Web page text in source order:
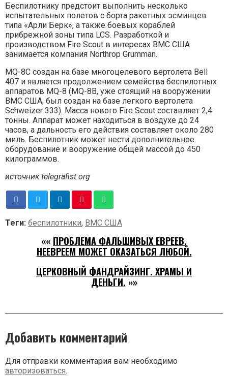
Беспилотнику предстоит выполнить несколько
испытательных полетов с борта ракетных эсминцев
типа «Арли Берк», а также боевых кораблей
прибрежной зоны типа LCS. Разработкой и
производством Fire Scout в интересах ВМС США
занимается компания Northrop Grumman.
MQ-8C создан на базе многоцелевого вертолета Bell
407 и является продолжением семейства беспилотных
аппаратов MQ-8 (MQ-8B, уже стоящий на вооружении
ВМС США, был создан на базе легкого вертолета
Schweizer 333). Масса нового Fire Scout составляет 2,4
тонны. Аппарат может находиться в воздухе до 24
часов, а дальность его действия составляет около 280
миль. Беспилотник может нести дополнительное
оборудование и вооружение общей массой до 450
килограммов.
источник telegrafist.org
Теги: беспилотники, ВМС США
«« ПРОБЛЕМА ФАЛЬШИВЫХ ЕВРЕЕВ.
НЕЕВРЕЕМ МОЖЕТ ОКАЗАТЬСЯ ЛЮБОЙ.
ЦЕРКОВНЫЙ ФАНДРАЙЗИНГ. ХРАМЫ И
ДЕНЬГИ. »»
Добавить комментарий
Для отправки комментария вам необходимо
авторизоваться.